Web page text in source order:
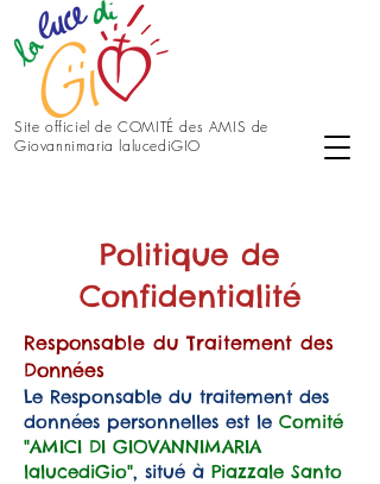
Site officiel de COMITÉ des AMIS de
Giovannimaria lalucediGIO
Politique de
Confidentialité
Responsable du Traitement des
Données
Le Responsable du traitement des
données personnelles est le Comité
"AMICI DI GIOVANNIMARIA
lalucediGio", situé à Piazzale Santo